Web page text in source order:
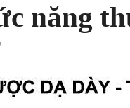
năng